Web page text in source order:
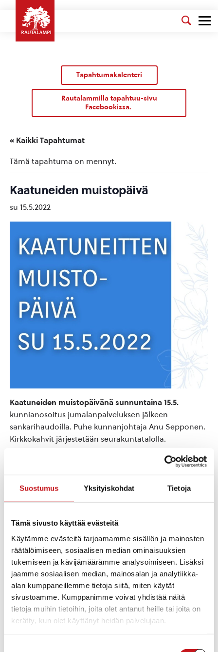
Suostumus Yksityiskohdat Tietoja
Tämä sivusto käyttää evästeitä
Käytämme evästeitä tarjoamamme sisällön ja mainosten
räätälöimiseen, sosiaalisen median ominaisuuksien
tukemiseen ja kävijämäärämme analysoimiseen. Lisäksi
jaamme sosiaalisen median, mainosalan ja analytiikka-
alan kumppaneillemme tietoja siitä, miten käytät
sivustoamme. Kumppanimme voivat yhdistää näitä
tietoja muihin tietoihin, joita olet antanut heille tai joita on
kerätty, kun olet käyttänyt heidän palvelujaan.
Tapahtumakalenteri
Rautalammilla tapahtuu-sivu
Facebookissa.
« Kaikki Tapahtumat
Tämä tapahtuma on mennyt.
Kaatuneiden muistopäivä
su 15.5.2022
Kaatuneiden muistopäivänä sunnuntaina 15.5.
kunnianosoitus jumalanpalveluksen jälkeen
sankarihaudoilla. Puhe kunnanjohtaja Anu Sepponen.
Kirkkokahvit järjestetään seurakuntatalolla.
Järj. Sotien 1939-45 Rautalammin perinneyhteisön
seurakunta.
Lisää kalenteriin
TIEDOT
Päivämäärä:
su 15.5.2022
Tapahtumaluokat:
Juhlat
Kirkkojen ja uskonnollisten yhteisöjen tapahtumat